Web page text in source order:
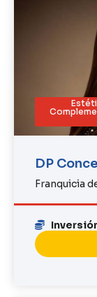
DP
Franquicia